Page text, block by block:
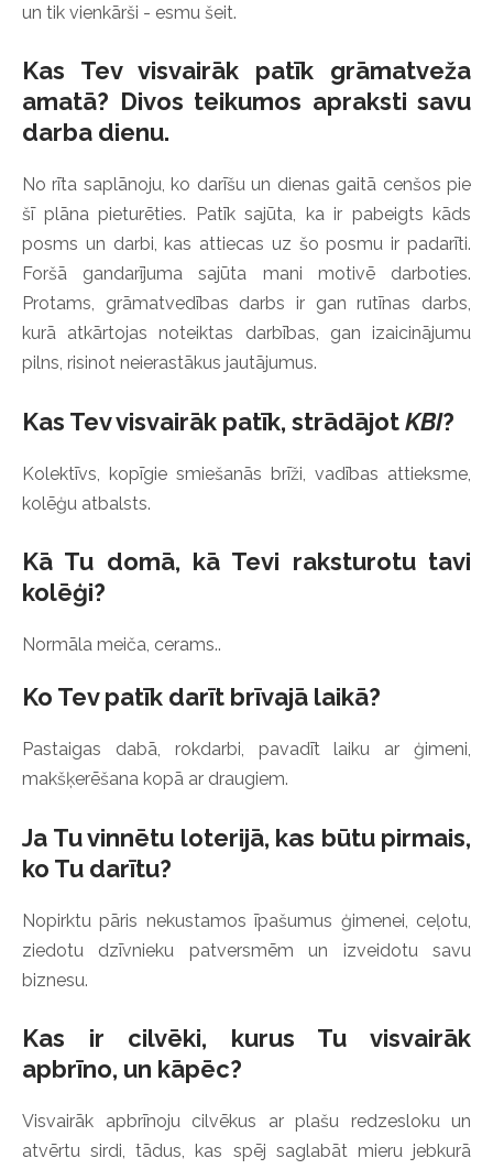
un tik vienkārši - esmu šeit.
Kas Tev visvairāk patīk grāmatveža
amatā? Divos teikumos apraksti savu
darba dienu.
No rīta saplānoju, ko darīšu un dienas gaitā cenšos pie
šī plāna pieturēties. Patīk sajūta, ka ir pabeigts kāds
posms un darbi, kas attiecas uz šo posmu ir padarīti.
Foršā gandarījuma sajūta mani motivē darboties.
Protams, grāmatvedības darbs ir gan rutīnas darbs,
kurā atkārtojas noteiktas darbības, gan izaicinājumu
pilns, risinot neierastākus jautājumus.
Kas Tev visvairāk patīk, strādājotKBI?
Kolektīvs, kopīgie smiešanās brīži, vadības attieksme,
kolēģu atbalsts.
Kā Tu domā, kā Tevi raksturotu tavi
kolēģi?
Normāla meiča, cerams..
Ko Tev patīk darīt brīvajā laikā?
Pastaigas dabā, rokdarbi, pavadīt laiku ar ģimeni,
makšķerēšana kopā ar draugiem.
Ja Tu vinnētu loterijā, kas būtu pirmais,
ko Tu darītu?
Nopirktu pāris nekustamos īpašumus ģimenei, ceļotu,
ziedotu dzīvnieku patversmēm un izveidotu savu
biznesu.
Kas ir cilvēki, kurus Tu visvairāk
apbrīno, un kāpēc?
Visvairāk apbrīnoju cilvēkus ar plašu redzesloku un
atvērtu sirdi, tādus, kas spēj saglabāt mieru jebkurā